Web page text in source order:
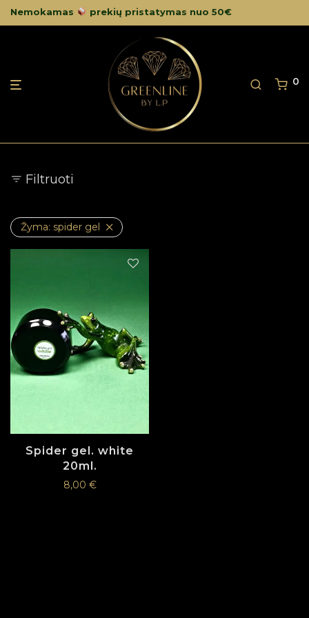
Nemokamas prekių pristatymas nuo 50€
0
Filtruoti
Žyma: spider gel
Spider gel. white
20ml.
8,00 €